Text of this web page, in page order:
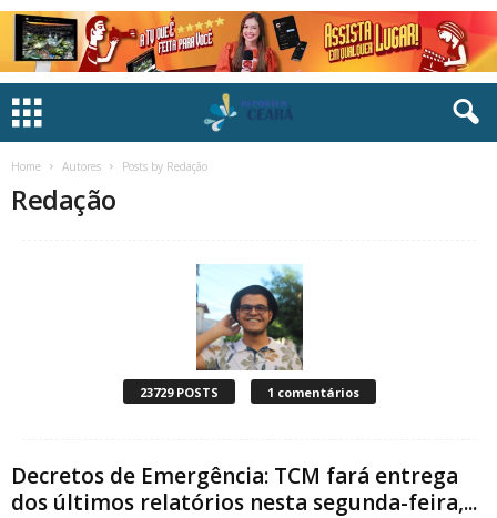
Home Autores Posts by Redação
Redação
23729 POSTS 1 comentários
Decretos de Emergência: TCM fará entrega
dos últimos relatórios nesta segunda-feira,...